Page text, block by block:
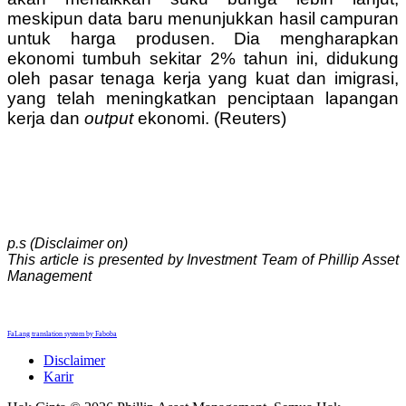
meskipun data baru menunjukkan hasil campuran
untuk harga produsen. Dia mengharapkan
ekonomi tumbuh sekitar 2% tahun ini, didukung
oleh pasar tenaga kerja yang kuat dan imigrasi,
yang telah meningkatkan penciptaan lapangan
kerja dan outputekonomi. (Reuters)
p.s (Disclaimer on)
This article is presented by Investment Team of Phillip Asset
Management
FaLang translation system by Faboba
Disclaimer
Karir